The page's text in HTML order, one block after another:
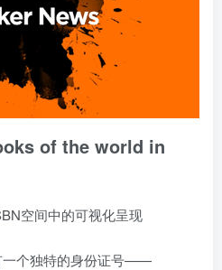
of the world in
空间中的可视化呈现
一个独特的身份证号——